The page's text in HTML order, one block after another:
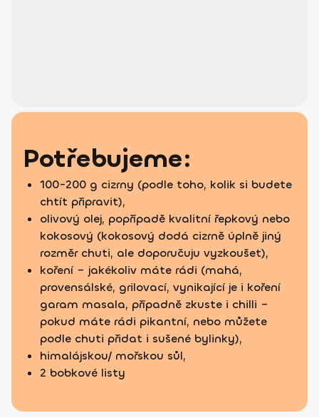
Potřebujeme:
100-200 g cizrny (podle toho, kolik si budete
chtít připravit),
olivový olej, popřípadě kvalitní řepkový nebo
kokosový (kokosový dodá cizrně úplně jiný
rozměr chuti, ale doporučuju vyzkoušet),
koření – jakékoliv máte rádi (mahá,
provensálské, grilovací, vynikající je i koření
garam masala, případně zkuste i chilli –
pokud máte rádi pikantní, nebo můžete
podle chuti přidat i sušené bylinky),
himalájskou/ mořskou sůl,
2 bobkové listy